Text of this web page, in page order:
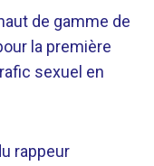
de gamme de
la première
sexuel en
rappeur